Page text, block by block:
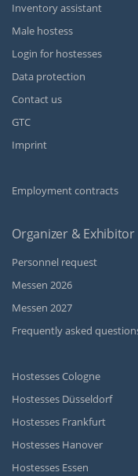
Inventory assistant
Male hostess
Login for hostesses
Data protection
Contact us
GTC
Imprint
Employment contracts
Organizer & Exhibitor
Personnel request
Messen 2026
Messen 2027
Frequently asked
Hostesses Cologne
Hostesses Düsseldorf
Hostesses Frankfurt
Hostesses Hanover
Hostesses Essen